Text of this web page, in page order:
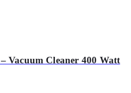
Vacuum Cleaner 400 Watt